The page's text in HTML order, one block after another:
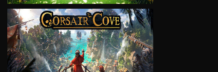
VIEW